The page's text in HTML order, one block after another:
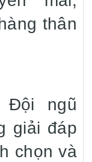
thân
Đội ngũ
giải đáp
chọn và